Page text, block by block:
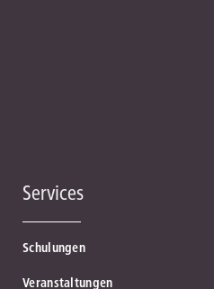
Services
Schulungen
Veranstaltungen